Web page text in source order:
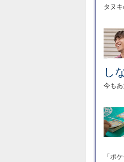
タヌ
し
今もあ
「ポ